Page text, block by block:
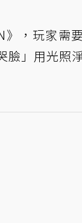
》，玩家需
」用光照